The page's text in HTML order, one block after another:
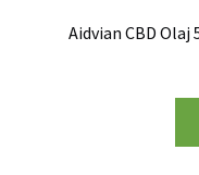
Aidvian CBD Olaj